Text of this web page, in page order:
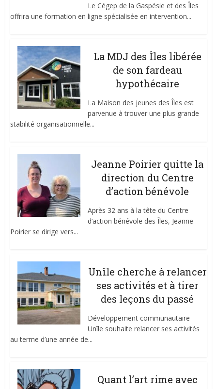
Le Cégep de la Gaspésie et des Îles
offrira une formation en ligne spécialisée en intervention...
La MDJ des Îles libérée
de son fardeau
hypothécaire
La Maison des jeunes des Îles est
parvenue à trouver une plus grande
stabilité organisationnelle...
Jeanne Poirier quitte la
direction du Centre
d’action bénévole
Après 32 ans à la tête du Centre
d’action bénévole des Îles, Jeanne
Poirier se dirige vers...
Unîle cherche à relancer
ses activités et à tirer
des leçons du passé
Développement communautaire
Unîle souhaite relancer ses activités
au terme d’une année de...
Quant l’art rime avec